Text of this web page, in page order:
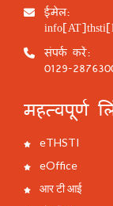
ईमेल:
संपर्क करें:
0129-
महत्वपूर्ण
eTHSTI
eOffice
आर टी आई